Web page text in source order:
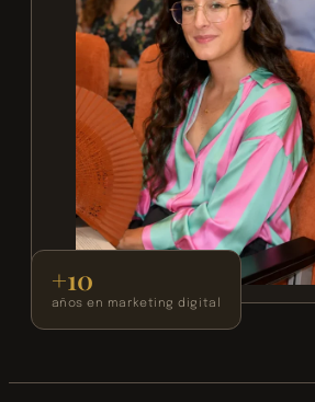
+10
años en marketing digital